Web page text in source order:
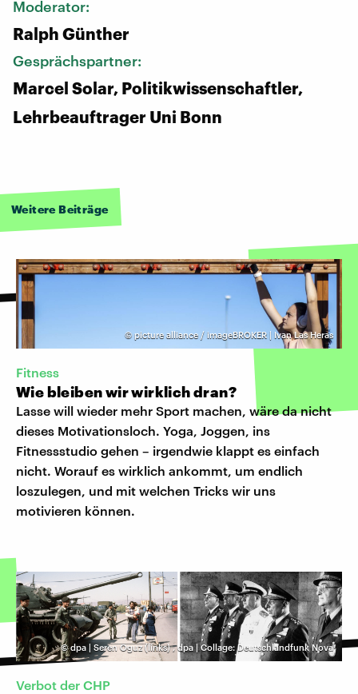
Moderator:
Ralph Günther
Gesprächspartner:
Marcel Solar, Politikwissenschaftler,
Lehrbeauftrager Uni Bonn
Weitere Beiträge
© picture alliance / imageBROKER | Ivan Las Heras
Fitness
Wie bleiben wir wirklich dran?
Lasse will wieder mehr Sport machen, wäre da nicht
dieses Motivationsloch. Yoga, Joggen, ins
Fitnessstudio gehen – irgendwie klappt es einfach
nicht. Worauf es wirklich ankommt, um endlich
loszulegen, und mit welchen Tricks wir uns
motivieren können.
©dpa | Seren Oguz (links),dpa | Collage: Deutschlandfunk Nova
Verbot der CHP